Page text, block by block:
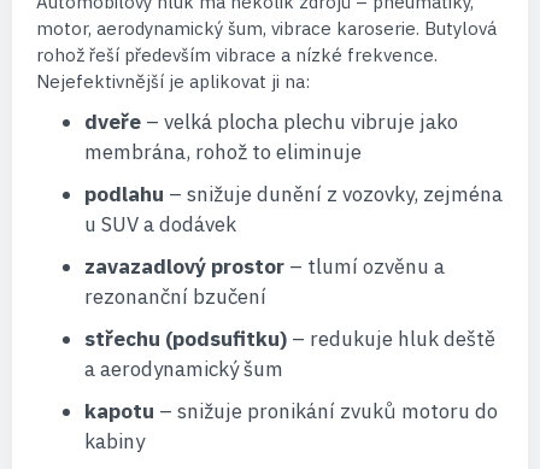
motor, aerodynamický šum, vibrace karoserie. Butylová
rohož řeší především vibrace a nízké frekvence.
Nejefektivnější je aplikovat ji na:
dveře – velká plocha plechu vibruje jako
membrána, rohož to eliminuje
podlahu – snižuje dunění z vozovky, zejména
u SUV a dodávek
zavazadlový prostor – tlumí ozvěnu a
rezonanční bzučení
střechu (podsufitku) – redukuje hluk deště
a aerodynamický šum
kapotu – snižuje pronikání zvuků motoru do
kabiny